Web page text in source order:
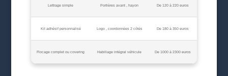
Lettrage simple Portières avant , hayon De 120 à 220 euros
Kit adhésif personnalisé Logo , coordonnées 2 côtés De 180 à 350 euros
Flocage complet ou covering Habillage intégral véhicule De 1000 à 2300 euros